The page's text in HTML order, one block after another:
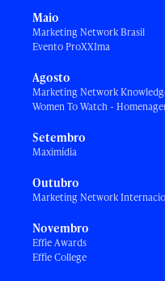
Maio
Marketing Network Brasil
Evento ProXXIma
Agosto
Marketing Network
Women To Watch -
Setembro
Maximídia
Outubro
Marketing Network
Novembro
Effie Awards
Effie College